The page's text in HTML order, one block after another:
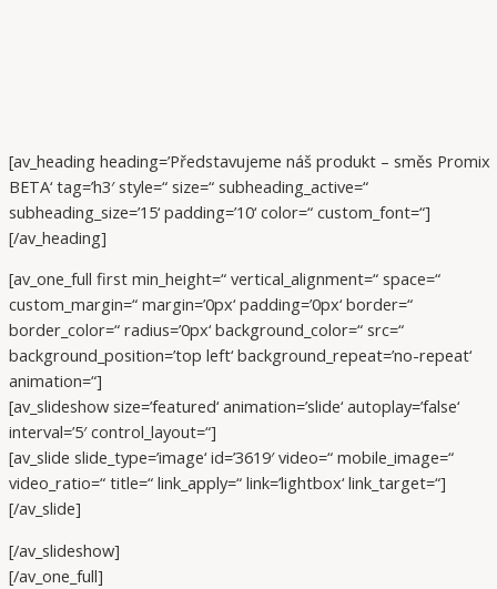
[av_heading heading=’Představujeme náš produkt – směs Promix
BETA‘ tag=’h3′ style=“ size=“ subheading_active=“
subheading_size=’15‘ padding=’10‘ color=“ custom_font=“]
[/av_heading]
[av_one_full first min_height=“ vertical_alignment=“ space=“
custom_margin=“ margin=’0px‘ padding=’0px‘ border=“
border_color=“ radius=’0px‘ background_color=“ src=“
background_position=’top left‘ background_repeat=’no-repeat‘
animation=“]
[av_slideshow size=’featured‘ animation=’slide‘ autoplay=’false‘
interval=’5′ control_layout=“]
[av_slide slide_type=’image‘ id=’3619′ video=“ mobile_image=“
video_ratio=“ title=“ link_apply=“ link=’lightbox‘ link_target=“]
[/av_slide]
[/av_slideshow]
[/av_one_full]